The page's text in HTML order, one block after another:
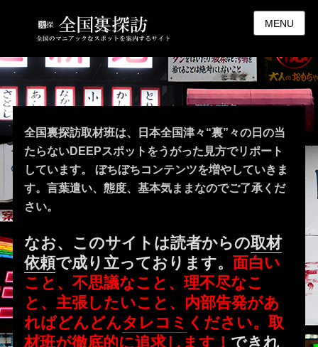
MENU
全国裏探訪取材班は、日本全国津々“裏”々の日の当
たらないDEEPスポットをうがった見方でリポート
しています。 ぼちぼちコンテンツを増やしていきま
す。言葉遣い、態度、基本気ままなのでご了承くだ
さい。
なお、このサイトは読者からの取材
依頼で成り立っております。面白い
こと、不思議なこと、理不尽なこ
と、主張したいこと、内部告発があ
ればどんどんタレコミ ください。取
材班が徹底的に追求します！ できれ